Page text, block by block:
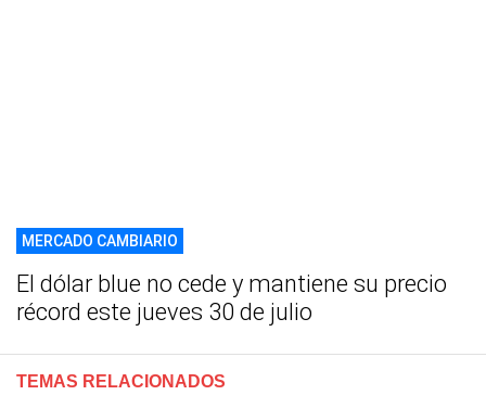
MERCADO CAMBIARIO
El dólar blue no cede y mantiene su precio
récord este jueves 30 de julio
TEMAS RELACIONADOS